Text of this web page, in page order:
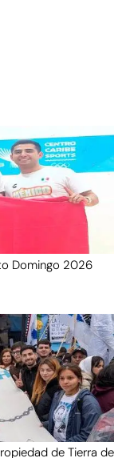
Domingo 2026
de Tierra de